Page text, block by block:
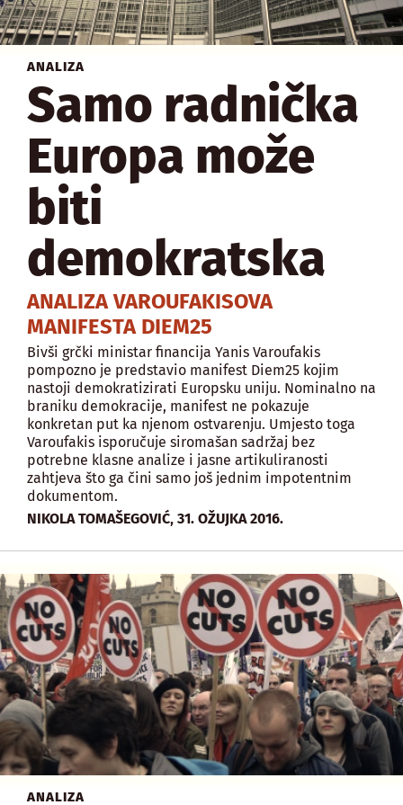
ANALIZA
Samo radnička
Europa može
biti
demokratska
ANALIZA VAROUFAKISOVA
MANIFESTA DIEM25
Bivši grčki ministar financija Yanis Varoufakis
pompozno je predstavio manifest Diem25 kojim
nastoji demokratizirati Europsku uniju. Nominalno na
braniku demokracije, manifest ne pokazuje
konkretan put ka njenom ostvarenju. Umjesto toga
Varoufakis isporučuje siromašan sadržaj bez
potrebne klasne analize i jasne artikuliranosti
zahtjeva što ga čini samo još jednim impotentnim
dokumentom.
NIKOLA TOMAŠEGOVIĆ, 31. OŽUJKA 2016.
ANALIZA